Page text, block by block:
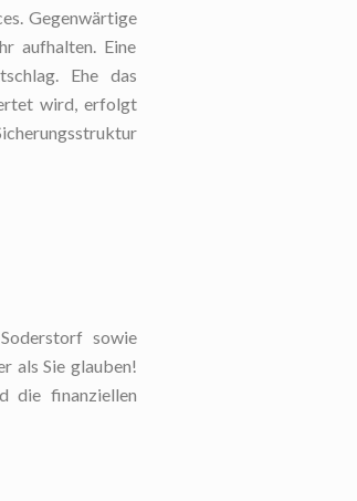
Gegenwärtige
aufhalten. Eine
Ehe das
wird, erfolgt
sowie
als Sie glauben!
die finanziellen